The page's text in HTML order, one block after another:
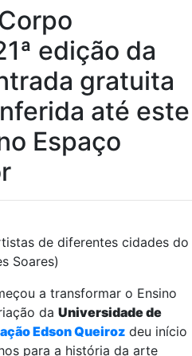
edição da
gratuita
até este
Espaço
de diferentes cidades do
Soares)
a transformar o Ensino
da Universidade de
Edson Queiroz deu início
para a história da arte